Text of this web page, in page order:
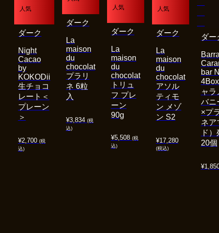
人気
¥2,700 (税
込)
Night
Cacao
by
KOKODii
生チョコ
レート＜
プレーン
＞
ダーク
¥3,834 (税
込)
La
maison
du
chocolat
プラリ
ネ 6粒
入
ダーク
人気
¥5,508 (税
込)
La
maison
du
chocolat
トリュ
フ プレ
ーン
90g
ダーク
人気
¥17,280
(税込)
La
maison
du
chocolat
アソル
ティモ
ン メゾ
ン S2
ダーク
¥
bar
ャラ
バニ
×プ
ネア
ド
20個
ダー